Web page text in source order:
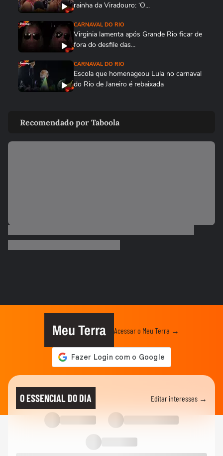
rainha da Viradouro: ‘O...
CARNAVAL DO RIO
Virginia lamenta após Grande Rio ficar de
fora do desfile das...
CARNAVAL DO RIO
Escola que homenageou Lula no carnaval
do Rio de Janeiro é rebaixada
após anúncio de escola...
CARNAVAL DO RIO
pessoas com deficiência visual em...
Fabiana Karla fala sobre
representatividade antes de voltar à...
Incêndio em quadra de escola de samba
deixa um morto no RJ
Bloco de carnaval inspirado em ‘Vale Tudo’
toma ruas do centro do...
Recomendado por Taboola
Meu Terra Acessar o Meu Terra →
O ESSENCIAL DO DIA Editar interesses →